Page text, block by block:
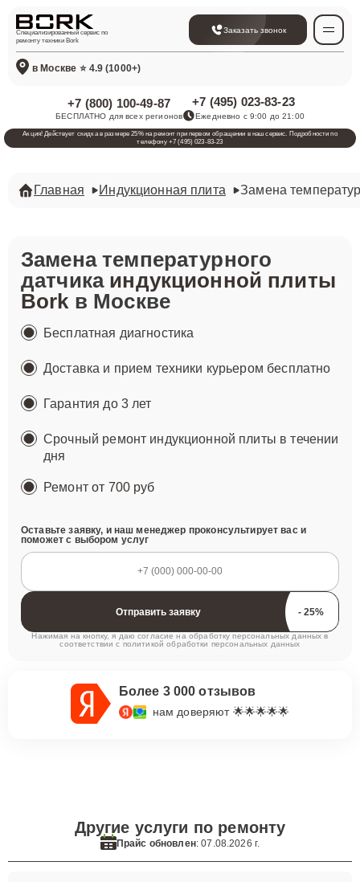
Специализированный сервис по
ремонту техники Bork
Заказать звонок
в Москве ⭐ 4.9 (1000+)
+7 (800) 100-49-87
БЕСПЛАТНО для всех регионов
+7 (495) 023-83-23
Ежедневно с 9:00 до 21:00
Акция! Действует скидка в размере 25% на ремонт при первом обращении в наш сервис. Подробности по
телефону +7 (495) 023-83-23
Главная Индукционная плита Замена
Замена температурного
датчика индукционной плиты
Borkв Москве
Бесплатная диагностика
Доставка и прием техники курьером бесплатно
Гарантия до 3 лет
Срочный ремонт индукционной плиты в течении
дня
Ремонтот 700 руб
Оставьте заявку, и наш менеджер проконсультирует вас и
поможет с выбором услуг
Отправить заявку
Нажимая на кнопку, я даю согласие на обработку персональных данных в
соответствии с политикой обработки персональных данных
Более 3 000 отзывов
нам доверяют 🌟🌟🌟🌟🌟
Другие услуги по ремонту
Прайс обновлен: 07.08.2026 г.